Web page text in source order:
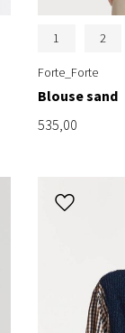
1 2
Forte_Forte
Blouse sand
535,00